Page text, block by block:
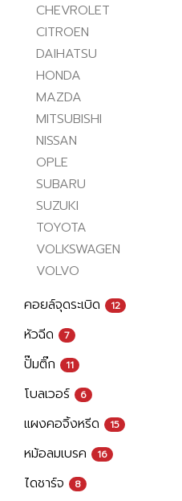
CHEVROLET
CITROEN
DAIHATSU
HONDA
MAZDA
MITSUBISHI
NISSAN
OPLE
SUBARU
SUZUKI
TOYOTA
VOLKSWAGEN
VOLVO
คอยล์จุดระเบิด
12
หัวฉีด 7
ปั๊มติ๊ก 11
โบลเวอร์ 6
แผงคอจิ้งหรีด 15
หม้อลมเบรค 16
ไดชาร์จ 8